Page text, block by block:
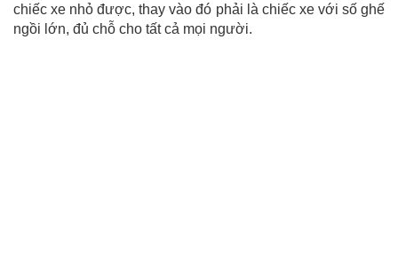
chiếc xe nhỏ được, thay vào đó phải là chiếc xe với số ghế
ngồi lớn, đủ chỗ cho tất cả mọi người.